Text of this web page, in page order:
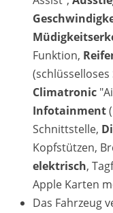
Funktion,
Climatronic
Infotainment
Schnittstelle,
Kopfstützen,
elektrisch,
Apple Karten
Das Fahrzeug